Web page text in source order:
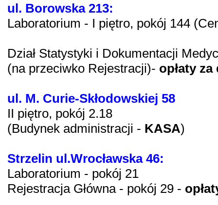
ul. Borowska 213:
Laboratorium - I piętro, pokój 144
Dział Statystyki i Dokumentacji
(na przeciwko Rejestracji)- opłaty
ul. M. Curie-Skłodowskiej 58
II piętro, pokój 2.18
(Budynek administracji - KASA)
Strzelin ul.Wrocławska 46:
Laboratorium - pokój 21
Rejestracja Główna - pokój 29 -